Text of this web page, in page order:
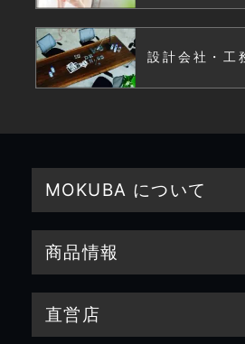
設計会社・工
MOKUBA について
商品情報
直営店